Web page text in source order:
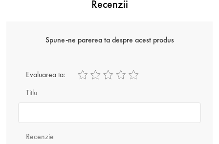
Recenzii
Spune-ne parerea ta despre acest produs
Titlu
Evaluarea ta:
Recenzie